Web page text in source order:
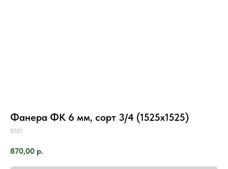
Фанера ФК 6 мм, сорт 3/4 (1525х1525)
0101
870,00 р.